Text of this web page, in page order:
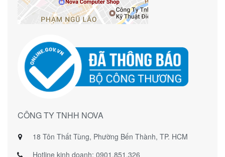
CÔNG TY TNHH NOVA
18 Tôn Thất Tùng, Phường Bến Thành, TP. HCM
Hotline kinh doanh: 0901.851.326